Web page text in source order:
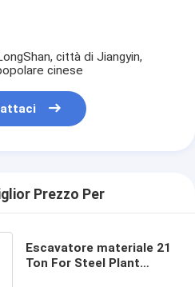
città di Jiangyin,
cinese
Prezzo Per
Escavatore materiale 21
Ton For Steel Plant